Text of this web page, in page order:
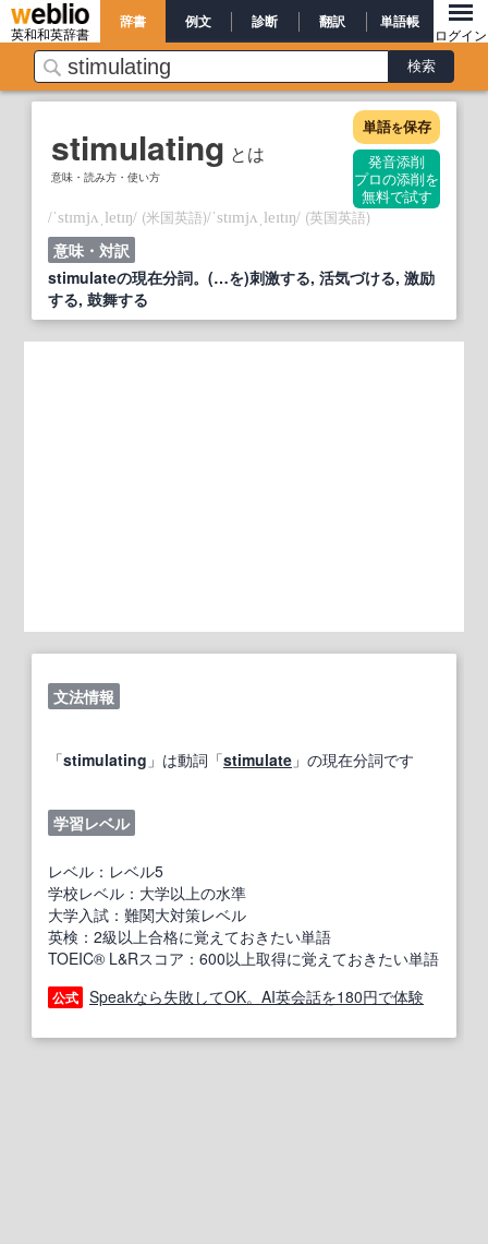
英和和英辞書
辞書 例文 診断 翻訳 単語帳
ログイン
stimulating とは
意味・読み方・使い方
単語を保存
発音添削
プロの添削を
無料で試す
/ˈstɪmjʌˌletɪŋ/ (米国英語)/ˈstɪmjʌˌleɪtɪŋ/ (英国英語)
意味・対訳
stimulateの現在分詞。(…を)刺激する, 活気づける, 激励
する, 鼓舞する
文法情報
「stimulating 」は動詞「stimulate 」の現在分詞です
学習レベル
レベル：レベル5
学校レベル：大学以上の水準
大学入試：難関大対策レベル
英検：2級以上合格に覚えておきたい単語
TOEIC® L&Rスコア：600以上取得に覚えておきたい単語
公式 Speakなら失敗してOK。AI英会話を180円で体験